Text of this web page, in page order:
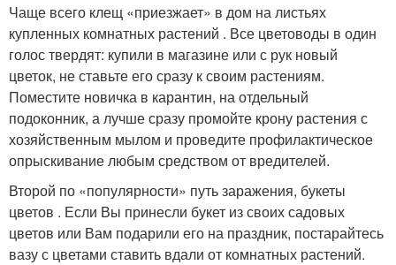
Чаще всего клещ «приезжает» в дом на листьях
купленных комнатных растений . Все цветоводы в один
голос твердят: купили в магазине или с рук новый
цветок, не ставьте его сразу к своим растениям.
Поместите новичка в карантин, на отдельный
подоконник, а лучше сразу промойте крону растения с
хозяйственным мылом и проведите профилактическое
опрыскивание любым средством от вредителей.
Второй по «популярности» путь заражения, букеты
цветов . Если Вы принесли букет из своих садовых
цветов или Вам подарили его на праздник, постарайтесь
вазу с цветами ставить вдали от комнатных растений.